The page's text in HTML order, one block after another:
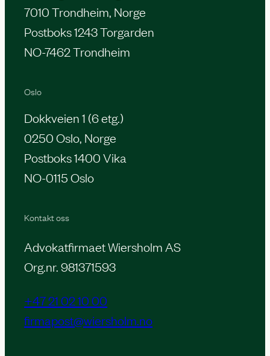
Kontakt oss
Advokatfirmaet Wiersholm AS
Org.nr. 981371593
+47 21 02 10 00
firmapost@wiersholm.no
Oslo
Dokkveien 1 (6 etg.)
0250 Oslo, Norge
Postboks 1400 Vika
NO-0115 Oslo
7010 Trondheim, Norge
Postboks 1243 Torgarden
NO-7462 Trondheim